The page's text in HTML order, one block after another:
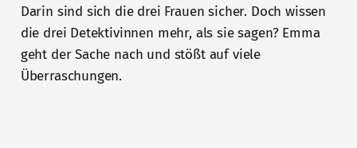
Darin sind sich die drei Frauen sicher. Doch wissen
die drei Detektivinnen mehr, als sie sagen? Emma
geht der Sache nach und stößt auf viele
Überraschungen.